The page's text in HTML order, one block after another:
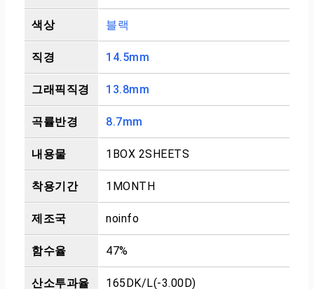
색상 블랙
직경 14.5mm
그래픽직경 13.8mm
곡률반경 8.7mm
내용물 1BOX 2SHEETS
착용기간 1MONTH
제조국 noinfo
함수율 47%
산소투과율 165DK/L(-3.00D)